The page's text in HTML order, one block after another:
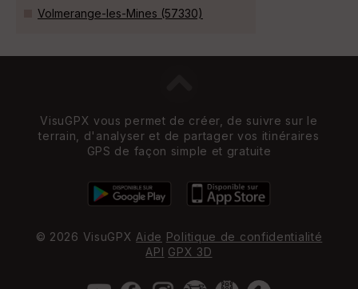
Volmerange-les-Mines (57330)
VisuGPX vous permet de créer, de suivre sur le
terrain, d'analyser et de partager vos itinéraires
GPS de façon simple et gratuite
© 2026 VisuGPX Aide Politique de confidentialité
API GPX 3D